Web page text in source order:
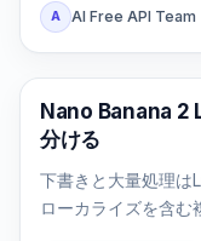
A AI Free API Team
AI画像モデル
Nano Banana 2
分ける
下書きと大量処理は
ローカライズを含む